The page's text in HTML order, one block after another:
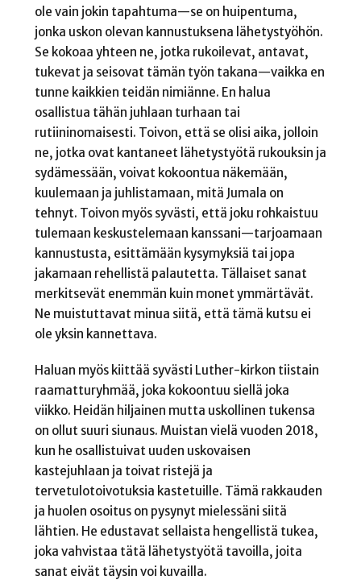
ole vain jokin tapahtuma—se on huipentuma,
jonka uskon olevan kannustuksena lähetystyöhön.
Se kokoaa yhteen ne, jotka rukoilevat, antavat,
tukevat ja seisovat tämän työn takana—vaikka en
tunne kaikkien teidän nimiänne. En halua
osallistua tähän juhlaan turhaan tai
rutiininomaisesti. Toivon, että se olisi aika, jolloin
ne, jotka ovat kantaneet lähetystyötä rukouksin ja
sydämessään, voivat kokoontua näkemään,
kuulemaan ja juhlistamaan, mitä Jumala on
tehnyt. Toivon myös syvästi, että joku rohkaistuu
tulemaan keskustelemaan kanssani—tarjoamaan
kannustusta, esittämään kysymyksiä tai jopa
jakamaan rehellistä palautetta. Tällaiset sanat
merkitsevät enemmän kuin monet ymmärtävät.
Ne muistuttavat minua siitä, että tämä kutsu ei
ole yksin kannettava.
Haluan myös kiittää syvästi Luther-kirkon tiistain
raamatturyhmää, joka kokoontuu siellä joka
viikko. Heidän hiljainen mutta uskollinen tukensa
on ollut suuri siunaus. Muistan vielä vuoden 2018,
kun he osallistuivat uuden uskovaisen
kastejuhlaan ja toivat ristejä ja
tervetulotoivotuksia kastetuille. Tämä rakkauden
ja huolen osoitus on pysynyt mielessäni siitä
lähtien. He edustavat sellaista hengellistä tukea,
joka vahvistaa tätä lähetystyötä tavoilla, joita
sanat eivät täysin voi kuvailla.